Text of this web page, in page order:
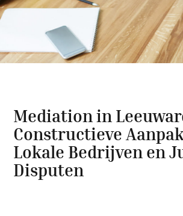
Mediation in
Constructieve
Lokale Bedrijven en
Disputen